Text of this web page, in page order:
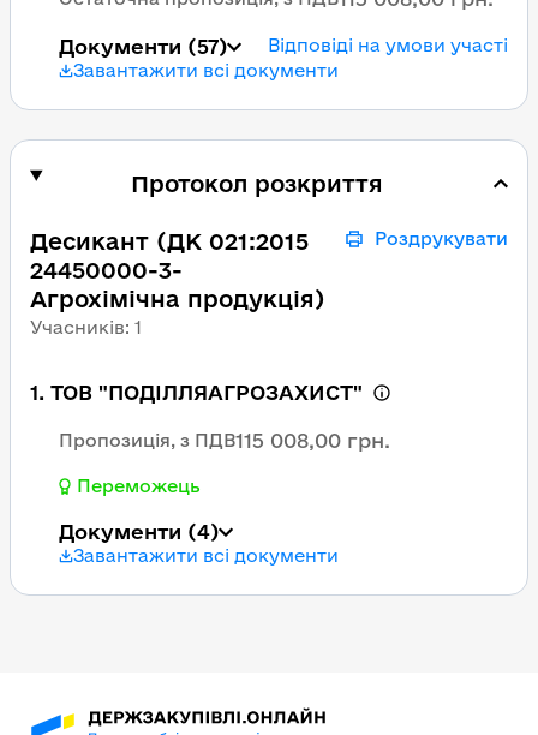
Документи (57)
Відповіді на умови участі
Завантажити всі документи
Протокол розкриття
Десикант (ДК 021:2015
24450000-3-
Агрохімічна продукція)
Учасників: 1
Роздрукувати
1. ТОВ "ПОДІЛЛЯАГРОЗАХИСТ"
Пропозиція, з ПДВ115 008,00 грн.
Переможець
Документи (4)
Завантажити всі документи